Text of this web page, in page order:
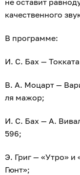
качественного
В программе:
И. С. Бах —
В. А. Моцарт —
ля мажор;
И. С. Бах — А.
596;
Э. Григ — «Утро»
Гюнт»;